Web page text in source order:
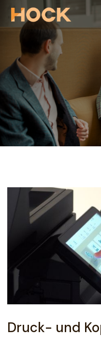
Druck- und